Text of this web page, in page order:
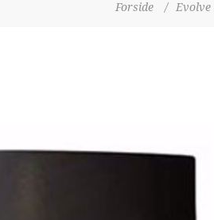
Forside / Evolve